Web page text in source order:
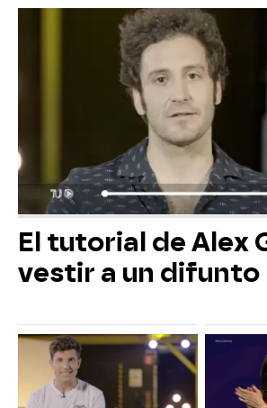
El tutorial de Alex
vestir a un difunto